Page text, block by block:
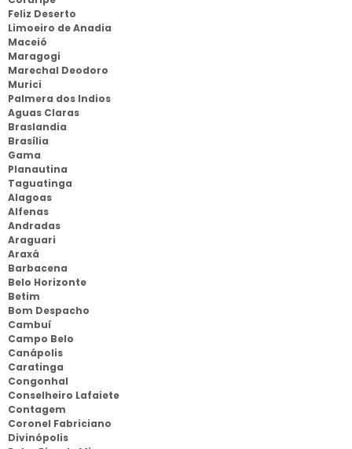
Feliz Deserto
Limoeiro de Anadia
Maceió
Maragogi
Marechal Deodoro
Murici
Palmera dos Indios
Aguas Claras
Braslandia
Brasília
Gama
Planautina
Taguatinga
Alagoas
Alfenas
Andradas
Araguari
Araxá
Barbacena
Belo Horizonte
Betim
Bom Despacho
Cambuí
Campo Belo
Canápolis
Caratinga
Congonhal
Conselheiro Lafaiete
Contagem
Coronel Fabriciano
Divinópolis